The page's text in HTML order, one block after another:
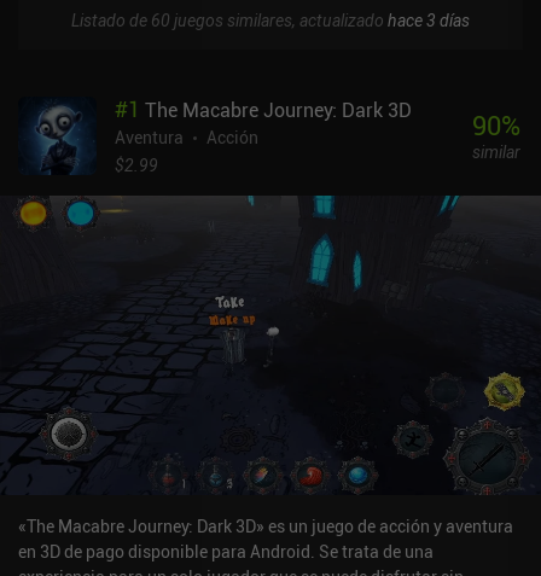
Listado de 60 juegos similares, actualizado hace 3 días
#1 The Macabre Journey: Dark 3D
Aventura
Acción
$2.99
90%
similar
«The Macabre Journey: Dark 3D» es un juego de acción y aventura
en 3D de pago disponible para Android. Se trata de una